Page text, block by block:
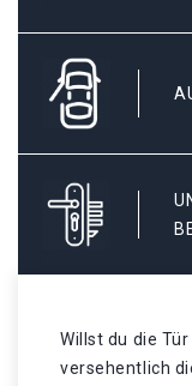
Willst du die
versehentlich